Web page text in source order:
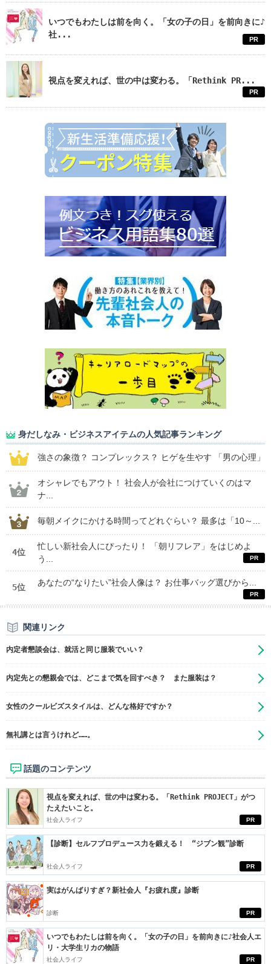
いつでもわたしは前を向く。「女の子の日」を前向きに♪
社...
PR
視点を変えれば、世の中は変わる。「Rethink PR...
PR
身だしなみ・ビジネスアイテムの人気記事ランキング
強さの象徴？ コンプレックス？ ヒゲを生やす 「男の心理」
オシャレでもアウト！ 社会人が会社につけていくのはマ
ナ...
毎朝メイクにかける時間ってどれぐらい？ 最多は「10～...
4位
忙しい新社会人にぴったり！ 「朝リフレア」をはじめよ
う...
5位 あなたの“なりたい”社会人像は？ お仕事バッグ選びから...
関連リンク
内定者懇談会は、就活と同じ服装でいい？
内定先との懇親会では、どこまで気を回すべき？ また服装は？
女性のクールビズスタイルは、どんな格好ですか？
無礼講とは言うけれど……。
話題のコンテンツ
PR
視点を変えれば、世の中は変わる。「Rethink PROJECT」がつ
たえたいこと。
社会人ライフ
PR
【診断】セルフプロデュース力を鍛える！ “ジブン観”診断
社会人ライフ
PR
実はがんばりすぎ？新社会人『お疲れ度』診断
診断
PR
いつでもわたしは前を向く。「女の子の日」を前向きに♪社会人エ
リ・大学生リカの物語
社会人ライフ